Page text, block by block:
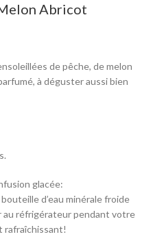
Abricot
de pêche, de melon
à déguster aussi bien
glacée:
d’eau minérale froide
au réfrigérateur pendant votre
rafraîchissant!